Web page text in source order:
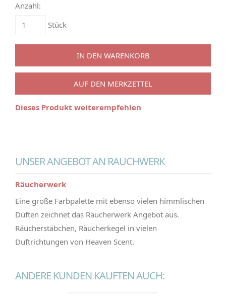
Anzahl:
Stück
IN DEN WARENKORB
AUF DEN MERKZETTEL
Dieses Produkt weiterempfehlen
UNSER ANGEBOT AN RAUCHWERK
Räucherwerk
Eine große Farbpalette mit ebenso vielen himmlischen
Düften zeichnet das Räucherwerk Angebot aus.
Räucherstäbchen, Räucherkegel in vielen
Duftrichtungen von Heaven Scent.
ANDERE KUNDEN KAUFTEN AUCH: